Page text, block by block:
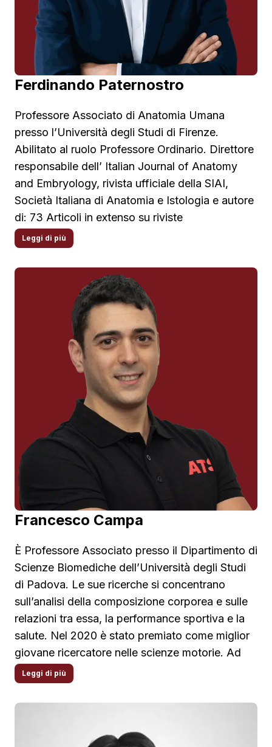
Ferdinando Paternostro
Professore Associato di Anatomia Umana
presso l’Università degli Studi di Firenze.
Abilitato al ruolo Professore Ordinario. Direttore
responsabile dell’ Italian Journal of Anatomy
and Embryology, rivista ufficiale della SIAI,
Società Italiana di Anatomia e Istologia e autore
di: 73 Articoli in extenso su riviste
internazonali, 71 Atti di Congresso, 25 Libri o
contributi in Volumi, 9 Curatele e Traduzioni.
Oltre 8000 ore di attività didattica in Sala
Settoria su tutti i distretti corporei per Studenti,
Specializzandi e Specialisti di tutto il mondo.
Leggi di più
Francesco Campa
È Professore Associato presso il Dipartimento di
Scienze Biomediche dell’Università degli Studi
di Padova. Le sue ricerche si concentrano
sull’analisi della composizione corporea e sulle
relazioni tra essa, la performance sportiva e la
salute. Nel 2020 è stato premiato come miglior
giovane ricercatore nelle scienze motorie. Ad
oggi, la sua attività scientifica comprende oltre
100 pubblicazioni su riviste internazionali
indicizzate. Nel 2024 l’Ateneo di Padova gli ha
nella didattica. Trainer e Autore ATS, ha
Leggi di più